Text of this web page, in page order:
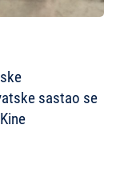
sastao se